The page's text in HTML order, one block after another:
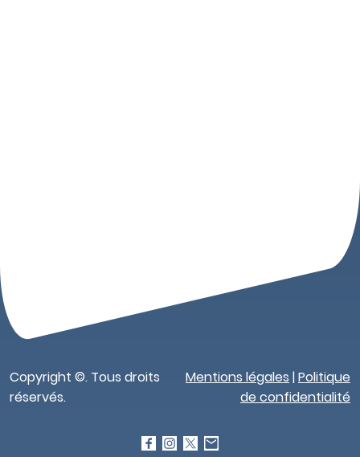
Copyright ©. Tous droits
réservés.
Mentions légales |Politique
de confidentialité